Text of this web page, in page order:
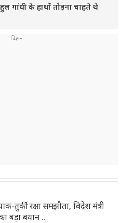
गांधी के हाथों तोड़ना चाहते थे
तुर्की रक्षा समझौता, विदेश मंत्री
बड़ा बयान ..